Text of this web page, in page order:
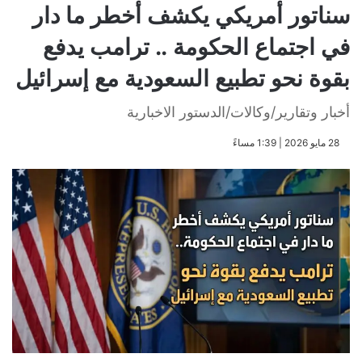
سناتور أمريكي يكشف أخطر ما دار
في اجتماع الحكومة .. ترامب يدفع
بقوة نحو تطبيع السعودية مع إسرائيل
أخبار وتقارير/وكالات/الدستور الاخبارية
​28 مايو 2026 | 1:39 مساءً